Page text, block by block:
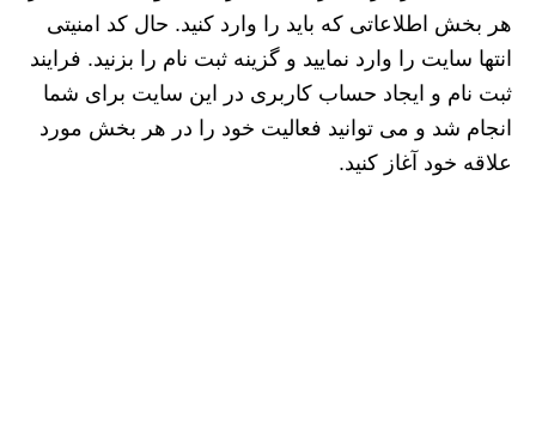
هر بخش اطلاعاتی که باید را وارد کنید. حال کد امنیتی
انتها سایت را وارد نمایید و گزینه ثبت نام را بزنید. فرایند
ثبت نام و ایجاد حساب کاربری در این سایت برای شما
انجام شد و می توانید فعالیت خود را در هر بخش مورد
علاقه خود آغاز کنید.